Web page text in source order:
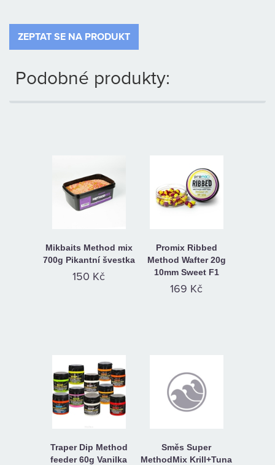
ZEPTAT SE NA PRODUKT
Podobné produkty:
Mikbaits Method mix
700g Pikantní švestka
150 Kč
Promix Ribbed
Method Wafter 20g
10mm Sweet F1
169 Kč
Traper Dip Method
feeder 60g Vanilka
Směs Super
MethodMix Krill+Tuna